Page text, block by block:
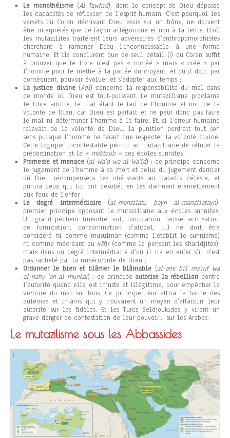
Le monothéisme(Al Tawhïd), dont le concept de Dieu dépasse
les capacités de réflexion de l’esprit humain. C’est pourquoi les
versets du Coran décrivant Dieu assis sur un trône, ne doivent
être interprétés que de façon allégorique et non à la lettre. D’où
les mutazilites traitèrent leurs adversaires d’anthropomorphistes
cherchant à ramener Dieu l’inconnaissable à une forme
humaine. Et ils conclurent que ce seul détail (!) du Coran suffit
à prouver que le livre n’est pas « incréé » mais « créé » par
l’homme pour le mettre à la portée du croyant, et qu’il doit, par
conséquent, pouvoir évoluer et s’adapter aux temps ;
La justice divine(Adl) concerne la responsabilité du mal dans
ce monde où Dieu est tout-puissant. Le mutazilisme proclame
le libre arbitre, le mal étant le fait de l’homme et non de la
volonté de Dieu, car Dieu est parfait et ne peut donc pas faire
le mal ni déterminer l’homme à le faire. Et, si l’erreur humaine
relevait de la volonté de Dieu, la punition perdrait tout son
sens puisque l’homme ne ferait que respecter la volonté divine.
Cette logique incontestable permit au mutazilisme de réfuter la
prédestination et le « mektoub » des écoles sunnites ;
Promesse et menace (al-Wa’d wa al-Wa’id) : ce principe concerne
le jugement de l’homme à sa mort et celui du jugement dernier
où Dieu récompensera les obéissants au paradis céleste, et
punira ceux qui lui ont désobéi en les damnant éternellement
aux feux de l’enfer ;
Le degré intermédiaire(al-manzilatu bayn al-manzilatayn),
premier principe opposant le mutazilisme aux écoles sunnites.
Un grand pécheur (meurtre, vol, fornication, fausse accusation
de fornication, consommation d’alcool, ….) ne doit être
considéré ni comme musulman (comme l’établit le sunnisme)
ni comme mécréant ou kâfir(comme le pensent les Kharidjites),
mais dans un degré intermédiaire d’où il ira en enfer s’il n’est
pas racheté par la miséricorde de Dieu ;
Ordonner le bien et blâmer le blâmable(al-amr bil ma’ruf wa
al-nahy ‘an al munkar) : ce principe autorise la rébellion contre
l’autorité quand elle est injuste et illégitime, pour empêcher la
victoire du mal sur tous. Ce principe leur attira la haine des
oulémas et imams qui y trouvaient un moyen d’affaiblir leur
autorité sur les fidèles. Et les Turcs Seldjoukides y virent un
grave danger de contestation de leur pouvoir… sur les Arabes.
Le mutazilisme sous les Abbassides